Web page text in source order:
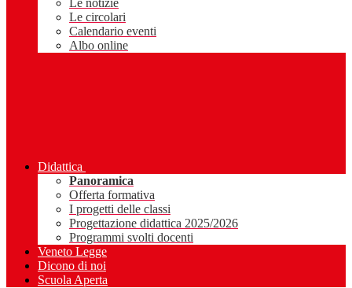
Le notizie
Le circolari
Calendario eventi
Albo online
Didattica
Panoramica
Offerta formativa
I progetti delle classi
Progettazione didattica 2025/2026
Programmi svolti docenti
Veneto Legge
Dicono di noi
Scuola Aperta